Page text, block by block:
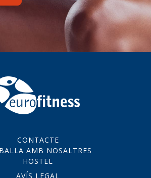
CONTACTE
AMB NOSALTRES
HOSTEL
AVÍS LEGAL